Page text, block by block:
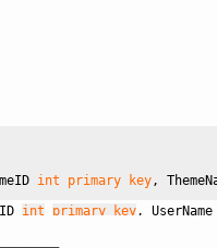
int primary key ,
int primary key ,